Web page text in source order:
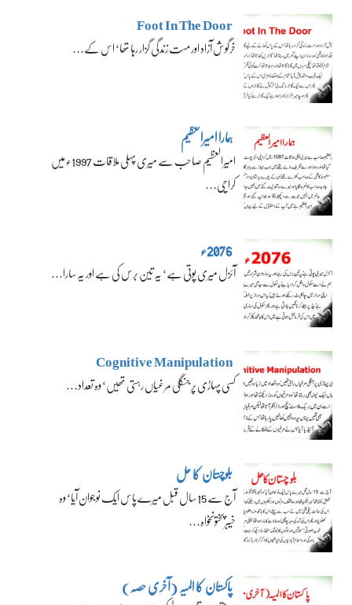
Foot In The Door
خرگوش آزاد اور مست زندگی گزار رہا تھا‘ اس کے…
ہمارا امیرالعظیم
امیرالعظیم صاحب سے میری پہلی ملاقات 1997ء میں
کراچی…
2076ء
آئزل میری پوتی ہے‘ یہ تین برس کی ہے اور یہ سارا…
Cognitive Manipulation
کسی پہاڑی پر جنگلی مرغیاں رہتی تھیں‘ وہ تعداد…
بلوچستان کا حل
آج سے 15 سال قبل میرے پاس ایک نوجوان آیا‘ وہ
خیبرپختونخواہ…
پاکستان کا المیہ (آخری حصہ)